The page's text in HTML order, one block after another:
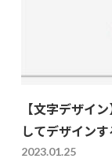
【文字デザイ
してデザイン
2023.01.25